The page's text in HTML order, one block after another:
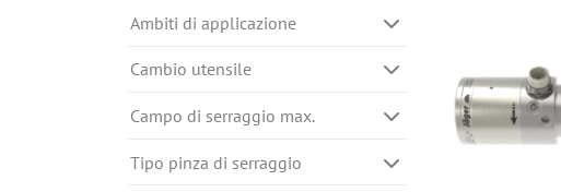
Ambiti di applicazione
Cambio utensile
Campo di serraggio max.
Tipo pinza di serraggio